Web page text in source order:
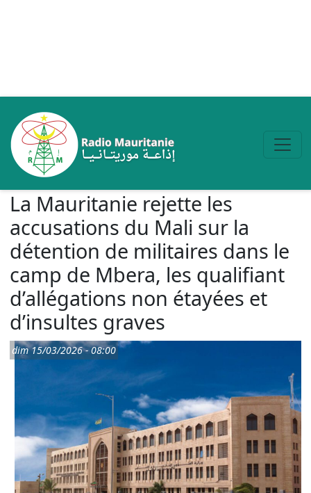
La Mauritanie rejette les
accusations du Mali sur la
détention de militaires dans le
camp de Mbera, les qualifiant
d’allégations non étayées et
d’insultes graves
dim 15/03/2026 - 08:00